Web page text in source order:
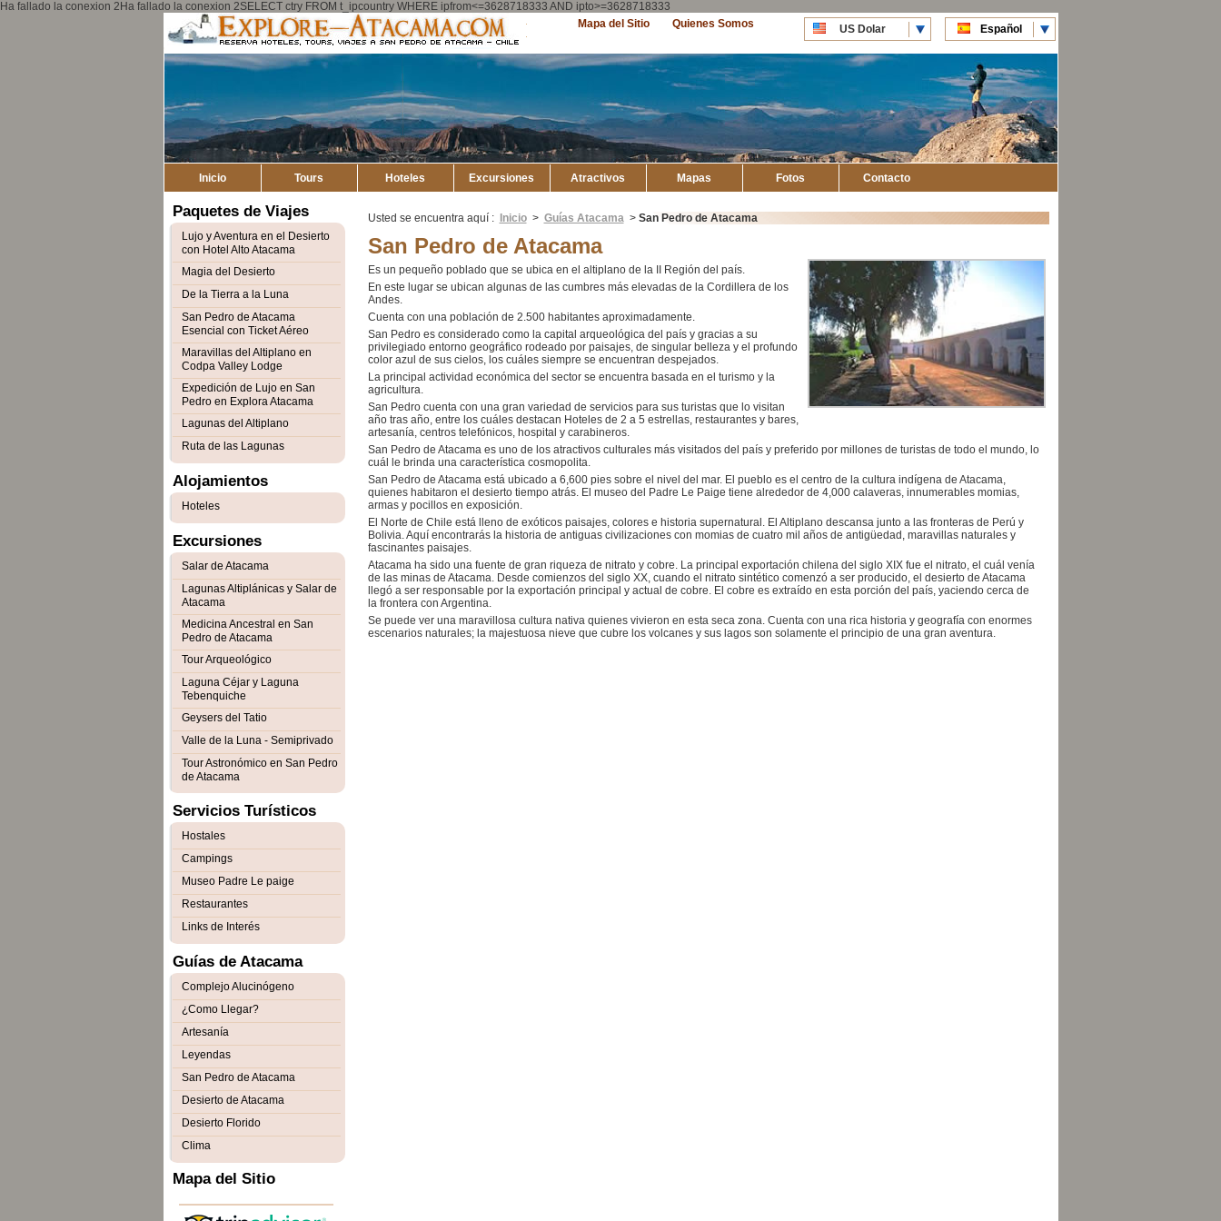
Ha fallado la conexion 2Ha fallado la conexion 2SELECT ctry FROM t_ipcountry WHERE ipfrom<=3628718333 AND ipto>=3628718333
US Dolar
CLP Pesos
Español
English
Quienes Somos
Mapa del Sitio
Inicio Tours Hoteles Excursiones Atractivos Mapas Fotos Contacto
Usted se encuentra aquí : Inicio > Guías Atacama > San Pedro de Atacama
San Pedro de Atacama
Es un pequeño poblado que se ubica en el altiplano de la II Región del país.
En este lugar se ubican algunas de las cumbres más elevadas de la Cordillera de los
Andes.
Cuenta con una población de 2.500 habitantes aproximadamente.
San Pedro es considerado como la capital arqueológica del país y gracias a su
privilegiado entorno geográfico rodeado por paisajes, de singular belleza y el profundo
color azul de sus cielos, los cuáles siempre se encuentran despejados.
La principal actividad económica del sector se encuentra basada en el turismo y la
agricultura.
San Pedro cuenta con una gran variedad de servicios para sus turistas que lo visitan
año tras año, entre los cuáles destacan Hoteles de 2 a 5 estrellas, restaurantes y bares,
artesanía, centros telefónicos, hospital y carabineros.
San Pedro de Atacama es uno de los atractivos culturales más visitados del país y preferido por millones de turistas de todo el mundo, lo
cuál le brinda una característica cosmopolita.
San Pedro de Atacama está ubicado a 6,600 pies sobre el nivel del mar. El pueblo es el centro de la cultura indígena de Atacama,
quienes habitaron el desierto tiempo atrás. El museo del Padre Le Paige tiene alrededor de 4,000 calaveras, innumerables momias,
armas y pocillos en exposición.
El Norte de Chile está lleno de exóticos paisajes, colores e historia supernatural. El Altiplano descansa junto a las fronteras de Perú y
Bolivia. Aquí encontrarás la historia de antiguas civilizaciones con momias de cuatro mil años de antigüedad, maravillas naturales y
fascinantes paisajes.
Atacama ha sido una fuente de gran riqueza de nitrato y cobre. La principal exportación chilena del siglo XIX fue el nitrato, el cuál venía
de las minas de Atacama. Desde comienzos del siglo XX, cuando el nitrato sintético comenzó a ser producido, el desierto de Atacama
llegó a ser responsable por la exportación principal y actual de cobre. El cobre es extraído en esta porción del país, yaciendo cerca de
la frontera con Argentina.
Se puede ver una maravillosa cultura nativa quienes vivieron en esta seca zona. Cuenta con una rica historia y geografía con enormes
escenarios naturales; la majestuosa nieve que cubre los volcanes y sus lagos son solamente el principio de una gran aventura.
Paquetes de Viajes
Lujo y Aventura en el Desierto
con Hotel Alto Atacama
Magia del Desierto
De la Tierra a la Luna
San Pedro de Atacama
Esencial con Ticket Aéreo
Maravillas del Altiplano en
Codpa Valley Lodge
Expedición de Lujo en San
Pedro en Explora Atacama
Lagunas del Altiplano
Ruta de las Lagunas
Alojamientos
Hoteles
Excursiones
Salar de Atacama
Lagunas Altiplánicas y Salar de
Atacama
Medicina Ancestral en San
Pedro de Atacama
Tour Arqueológico
Laguna Céjar y Laguna
Tebenquiche
Geysers del Tatio
Valle de la Luna - Semiprivado
Tour Astronómico en San Pedro
de Atacama
Servicios Turísticos
Hostales
Campings
Museo Padre Le paige
Restaurantes
Links de Interés
Guías de Atacama
Complejo Alucinógeno
¿Como Llegar?
Artesanía
Leyendas
San Pedro de Atacama
Desierto de Atacama
Desierto Florido
Clima
Mapa del Sitio